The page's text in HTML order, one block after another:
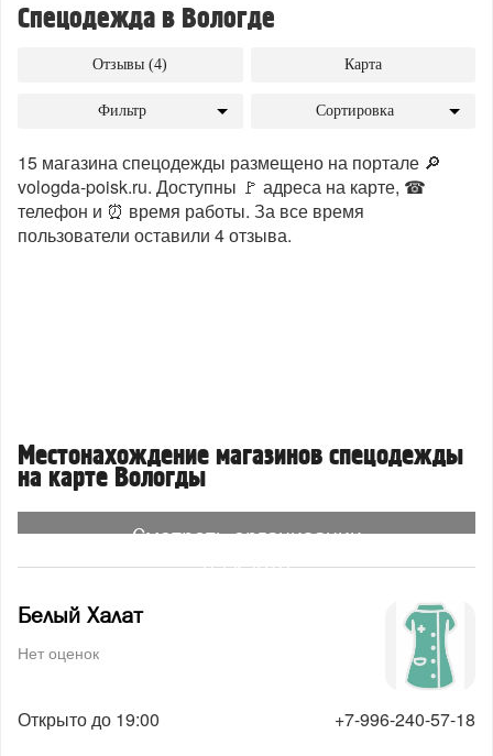
Спецодежда в Вологде
Отзывы (4) Карта
Фильтр Сортировка
15 магазина спецодежды размещено на портале 🔎
vologda-poisk.ru. Доступны 🚩 адреса на карте, ☎
телефон и ⏰ время работы. За все время
пользователи оставили 4 отзыва.
Местонахождение магазинов спецодежды
на карте Вологды
Смотреть организации
на карте
Белый Халат
Нет оценок
Открыто до 19:00 +7-996-240-57-18